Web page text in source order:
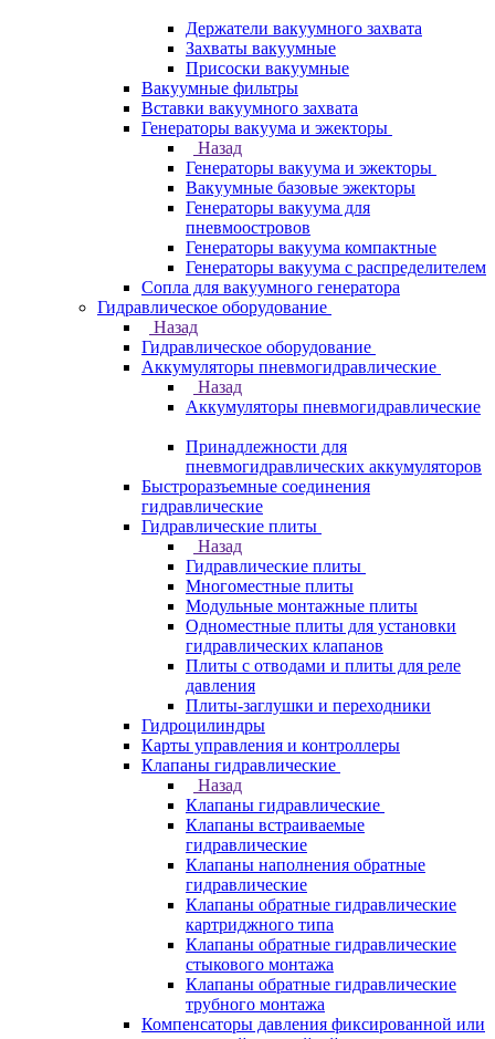
Держатели вакуумного захвата
Захваты вакуумные
Присоски вакуумные
Вакуумные фильтры
Вставки вакуумного захвата
Генераторы вакуума и эжекторы
Назад
Генераторы вакуума и эжекторы
Вакуумные базовые эжекторы
Генераторы вакуума для
пневмоостровов
Генераторы вакуума компактные
Генераторы вакуума с распределителем
Сопла для вакуумного генератора
Гидравлическое оборудование
Назад
Гидравлическое оборудование
Аккумуляторы пневмогидравлические
Назад
Аккумуляторы пневмогидравлические
Принадлежности для
пневмогидравлических аккумуляторов
Быстроразъемные соединения
гидравлические
Гидравлические плиты
Назад
Гидравлические плиты
Многоместные плиты
Модульные монтажные плиты
Одноместные плиты для установки
гидравлических клапанов
Плиты с отводами и плиты для реле
давления
Плиты-заглушки и переходники
Гидроцилиндры
Карты управления и контроллеры
Клапаны гидравлические
Назад
Клапаны гидравлические
Клапаны встраиваемые
гидравлические
Клапаны наполнения обратные
гидравлические
Клапаны обратные гидравлические
картриджного типа
Клапаны обратные гидравлические
стыкового монтажа
Клапаны обратные гидравлические
трубного монтажа
Компенсаторы давления фиксированной или